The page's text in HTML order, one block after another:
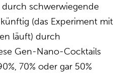
schwerwiegende
(das Experiment mit
läuft) durch
Gen-Nano-Cocktails
70% oder gar 50%